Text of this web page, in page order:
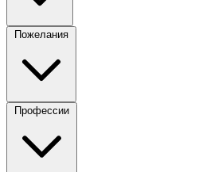
Пожелания
Профессии